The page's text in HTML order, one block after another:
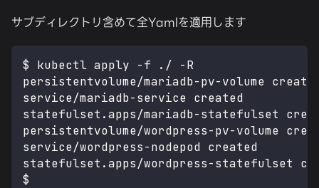
サブディレクトリ含めて全Yamlを適用します
$ kubectl apply -f ./ -R
persistentvolume/mariadb-pv-volume
service/mariadb-service created
statefulset.apps/mariadb-statefulset
persistentvolume/wordpress-pv-volume
service/wordpress-nodepod created
statefulset.apps/wordpress-statefulset
$